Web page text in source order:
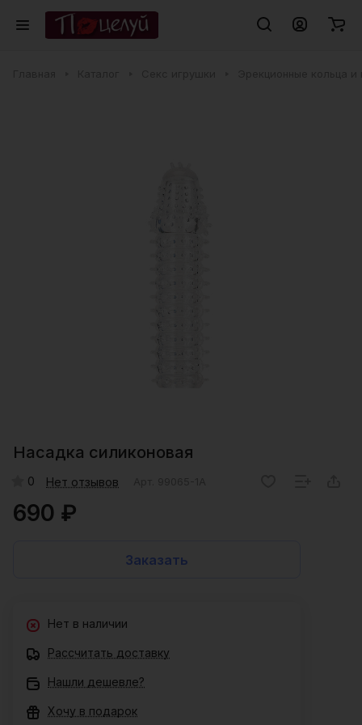
Насадка силиконовая
0 Нет отзывов
690 ₽
Заказать
Нет в наличии
Рассчитать доставку
Нашли дешевле?
Хочу в подарок